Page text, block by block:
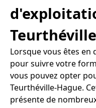
Lorsque vous êtes
pour suivre votre
vous pouvez opter
Teurthéville-Hague.
présente de